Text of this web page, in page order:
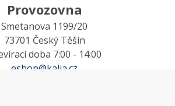
Provozovna
Smetanova 1199/20
73701 Český Těšín
doba 7:00 - 14:00
eshop@kalia.cz